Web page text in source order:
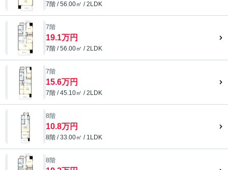
7階 / 56.00㎡ / 2LDK
7階
19.1万円
7階 / 56.00㎡ / 2LDK
7階
15.6万円
7階 / 45.10㎡ / 2LDK
8階
10.8万円
8階 / 33.00㎡ / 1LDK
8階